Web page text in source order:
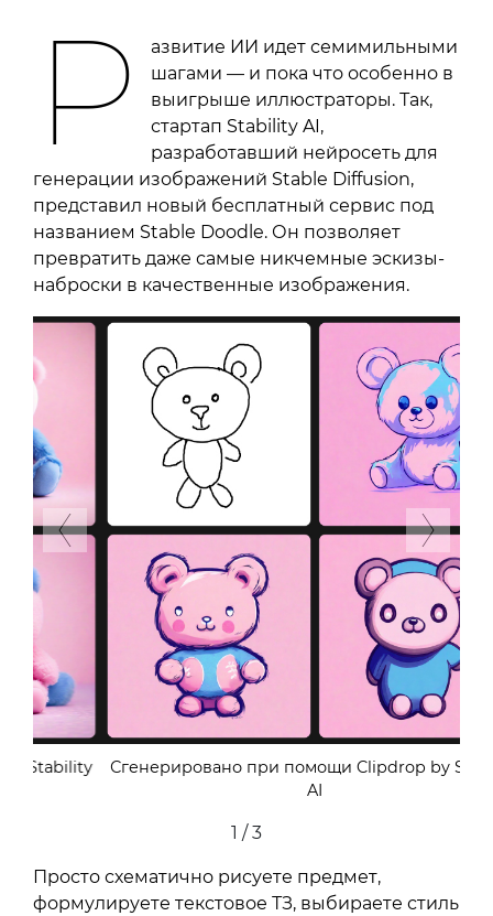
Р
азвитие ИИ идет семимильными
шагами — и пока что особенно в
выигрыше иллюстраторы. Так,
стартап Stability AI,
разработавший нейросеть для
генерации изображений Stable Diffusion,
представил новый бесплатный сервис под
названием Stable Doodle. Он позволяет
превратить даже самые никчемные эскизы-
наброски в качественные изображения.
Сгенерировано при помощи Clipdrop by Stability
Previous Next
2 / 3
Просто схематично рисуете предмет,
формулируете текстовое ТЗ, выбираете стиль